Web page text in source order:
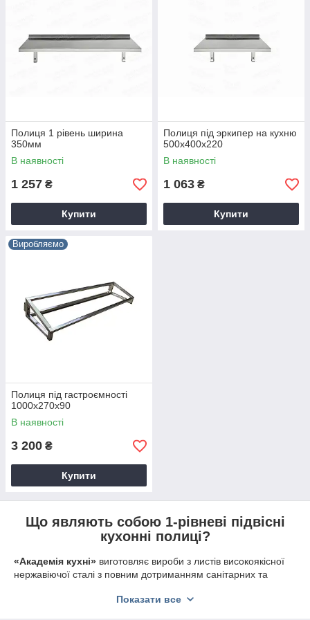
Полиця 1 рівень ширина
350мм
В наявності
1 257 ₴
Купити
Полиця під эркипер на кухню
500х400х220
В наявності
1 063 ₴
Купити
Виробляємо
Полиця під гастроємності
1000х270х90
В наявності
3 200 ₴
Купити
Що являють собою 1-рівневі підвісні
кухонні полиці?
«Академія кухні» виготовляє вироби з листів високоякісної
нержавіючої сталі з повним дотриманням санітарних та
250 до 300 мм, довжина має ще більший діапазон.
Показати все